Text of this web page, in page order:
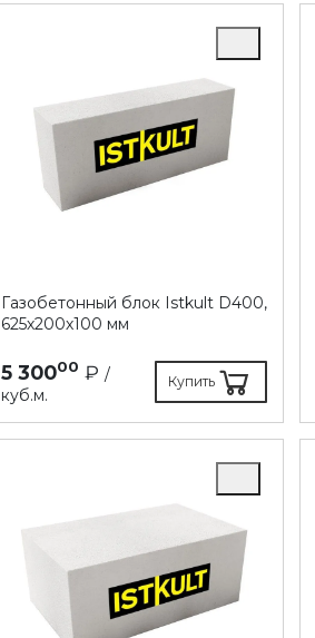
Газобетонный блок Istkult D400,
625х200х100 мм
5 30000 ₽ /
куб.м.
Купить